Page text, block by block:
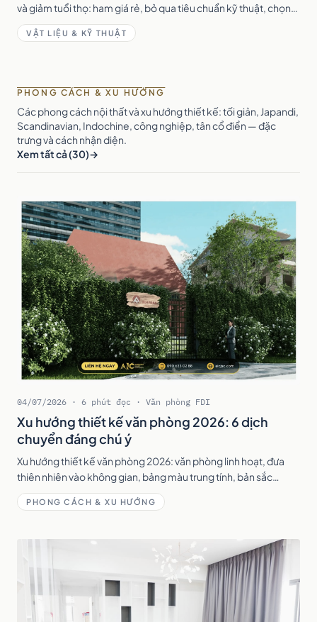
và giảm tuổi thọ: ham giá rẻ, bỏ qua tiêu chuẩn kỹ thuật, chọn
sai mục đích — kèm cách khắc phục.
VẬT LIỆU & KỸ THUẬT
PHONG CÁCH & XU HƯỚNG
Các phong cách nội thất và xu hướng thiết kế: tối giản, Japandi,
Scandinavian, Indochine, công nghiệp, tân cổ điển — đặc
trưng và cách nhận diện.
Xem tất cả (30)
04/07/2026 · 6 phút đọc · Văn phòng FDI
Xu hướng thiết kế văn phòng 2026: 6 dịch
chuyển đáng chú ý
Xu hướng thiết kế văn phòng 2026: văn phòng linh hoạt, đưa
thiên nhiên vào không gian, bảng màu trung tính, bản sắc
thương hiệu và thiết kế bền vững.
PHONG CÁCH & XU HƯỚNG